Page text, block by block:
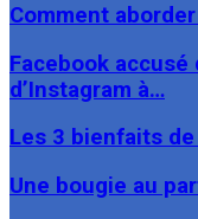
Comment
Facebook
d’Instagram à…
Les 3 bienfaits
Une bougie au